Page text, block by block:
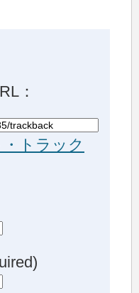
：
トラック